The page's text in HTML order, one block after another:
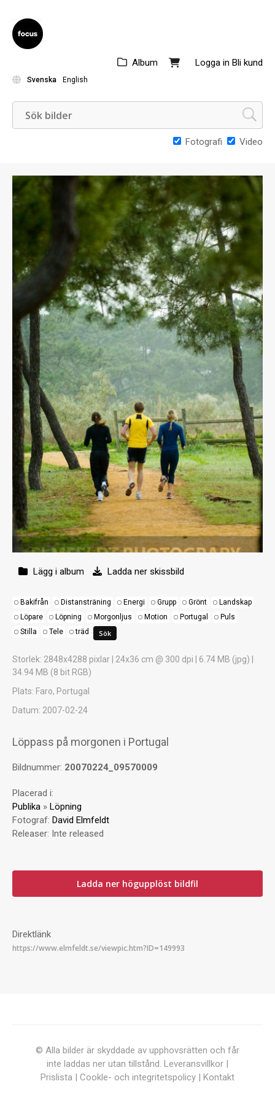
Logga in Bli kund
Album
Svenska English
Fotografi Video
Lägg i album Ladda ner skissbild
Bakifrån Distansträning Energi Grupp Grönt
Landskap
Löpare
Löpning Morgonljus Motion Portugal
Puls
Stilla
Tele träd
Storlek: 2848x4288 pixlar | 24x36 cm @ 300 dpi | 6.74 MB (jpg) |
34.94 MB (8 bit RGB)
Plats: Faro, Portugal
Datum: 2007-02-24
Löppass på morgonen i Portugal
Bildnummer: 20070224_09570009
Placerad i:
Publika » Löpning
Fotograf: David Elmfeldt
Releaser: Inte released
Ladda ner högupplöst bildfil
Direktlänk
© Alla bilder är skyddade av upphovsrätten och får
inte laddas ner utan tillstånd. Leveransvillkor |
Prislista | Cookle- och integritetspolicy | Kontakt